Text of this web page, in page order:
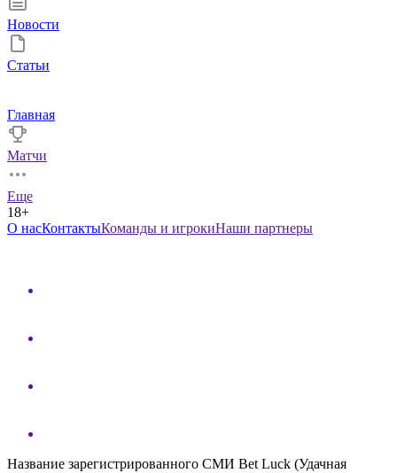
Новости
Статьи
Главная
Матчи
Еще
18+
О насКонтактыКоманды и игрокиНаши партнеры
Название зарегистрированного СМИ Bet Luck (Удачная